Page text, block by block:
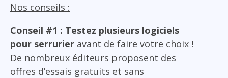
Nos conseils :
Conseil #1 : Testez plusieurs logiciels
pour serrurier avant de faire votre choix !
De nombreux éditeurs proposent des
offres d’essais gratuits et sans